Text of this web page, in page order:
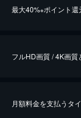
最大40%※ポイント還
※40％ポイント還元の対
iOSアプリのUコイン
フルHD画質 / 4K画質
月額料金を支払うタ